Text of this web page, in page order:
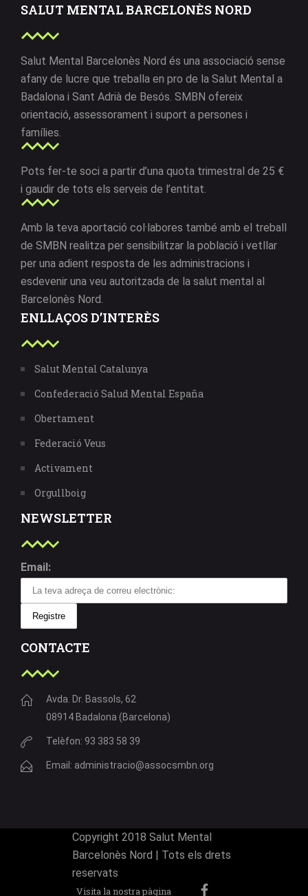
SALUT MENTAL BARCELONÈS NORD
Salut Mental Barcelonès Nord és una associació sense
afany de lucre que treballa en pro de la Salut Mental a
Badalona i Sant Adrià de Besós. SMBN ofereix
orientació, assessorament i suport a persones i
famílies.
Pots fer-te soci a partir d’una quota trimestral de 25 €
i gaudir de tots els serveis de l’entitat.
Amb la teva aportació col·labores també amb el treball
de SMBN realitza per sensibilitzar la població i vetllar
per una adient resposta de les administracions i
esdevenir una veu autoritzada de la salut mental al
Barcelonès Nord.
ENLLAÇOS D’INTERÈS
Salut Mental Catalunya
Confederació Salud Mental España
Obertament
Federació Veus
Activament
Orgullboig
NEWSLETTER
Email:
CONTACTE
Avda. Dr. Bassols, 62
08914 Badalona (Barcelona)
Telèfon: 93 383 58 39
Email: administracio@assocsmbn.org
Copyright 2018 Salut Mental
Barcelonès Nord | Tots els drets
reservats
Visita la nostra pàgina